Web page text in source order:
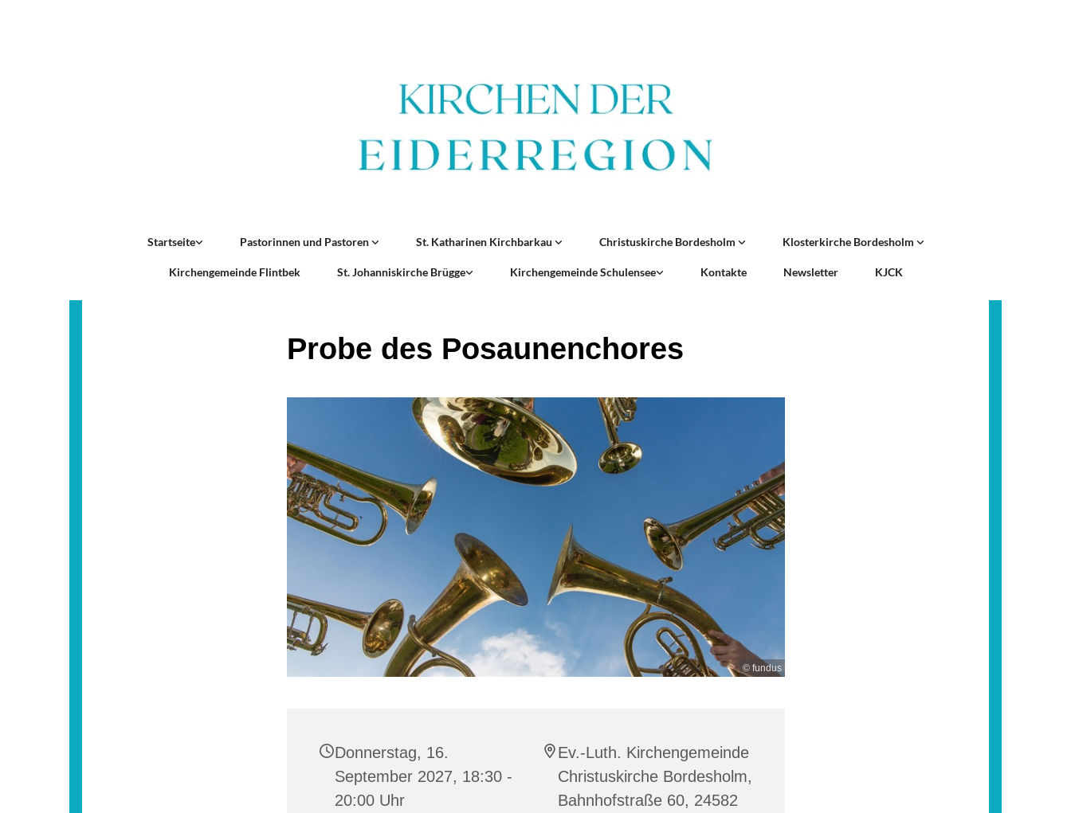
Startseite Pastorinnen und Pastoren St. Katharinen Kirchbarkau Christuskirche Bordesholm Klosterkirche Bordesholm
Kirchengemeinde Flintbek St. Johanniskirche Brügge Kirchengemeinde Schulensee Kontakte Newsletter KJCK
Probe des Posaunenchores
© fundus
Donnerstag, 16.
September 2027, 18:30 -
20:00 Uhr
Ev.-Luth. Kirchengemeinde
Christuskirche Bordesholm,
Bahnhofstraße 60, 24582